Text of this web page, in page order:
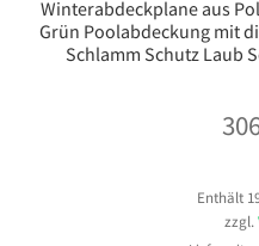
Winterabdeckplane aus
Grün Poolabdeckung mit
Schlamm Schutz Laub
Enthält
zzgl.